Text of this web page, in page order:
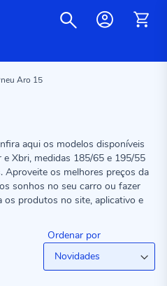
Aro 15
aqui os modelos disponíveis
e Xbri, medidas 185/65 e 195/55
Aproveite os melhores preços da
sonhos no seu carro ou fazer
os produtos no site, aplicativo e
Ordenar por